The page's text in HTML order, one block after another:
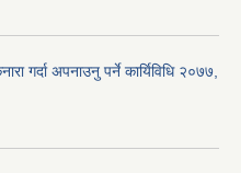
गर्दा अपनाउनु पर्ने कार्यिविधि २०७७,